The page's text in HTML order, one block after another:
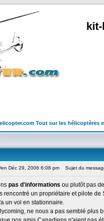
Tout sur les hélicoptères
Déc 29, 2006 6:08 pm Sujet du
pas d'informations ou plutôt pas
rencontré un propriétaire et pilote
un vol en stationnaire.
lycoming, ne nous a pas semblé plus